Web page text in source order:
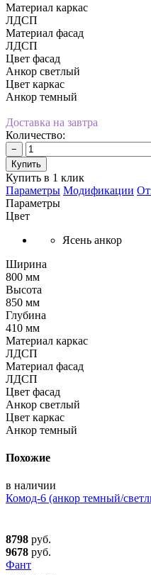
Материал каркас
ЛДСП
Материал фасад
ЛДСП
Цвет фасад
Анкор светлый
Цвет каркас
Анкор темный
Доставка на завтра
Количество:
−
Купить
Купить в 1 клик
Параметры Модификации
Параметры
Цвет
Ясень анкор
Ширина
800 мм
Высота
850 мм
Глубина
410 мм
Материал каркас
ЛДСП
Материал фасад
ЛДСП
Цвет фасад
Анкор светлый
Цвет каркас
Анкор темный
Похожие
в наличии
Комод-6 (анкор темный/
8798 руб.
9678 руб.
Фант